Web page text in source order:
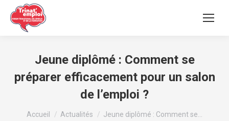
Jeune diplômé : Comment se
préparer efficacement pour un salon
de l’emploi ?
Vous êtes ici :
Accueil Actualités Jeune diplômé : Comment se…